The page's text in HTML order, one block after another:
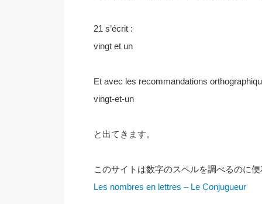
21 s’écrit :
vingt et un
Et avec les recommandations
vingt-et-un
と出てきます。
このサイトは数字のスペルを調べるのに便
Les nombres en lettres – Le Conjugueur